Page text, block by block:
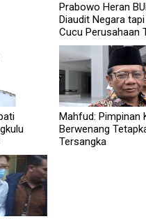
Prabowo Heran
Diaudit Negara
Cucu Perusahaan
Mahfud: Pimpinan
Berwenang
Tersangka